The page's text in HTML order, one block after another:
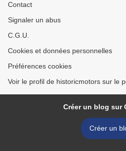
Contact
Signaler un abus
C.G.U.
Cookies et données personnelles
Préférences cookies
Voir le profil de historicmotors sur le
Créer un blog sur
Créer un